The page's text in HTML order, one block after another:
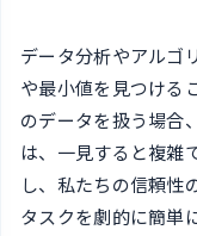
データ分析やアルゴ
や最小値を見つける
のデータを扱う場合
は、一見すると複雑
し、私たちの信頼性
タスクを劇的に簡単